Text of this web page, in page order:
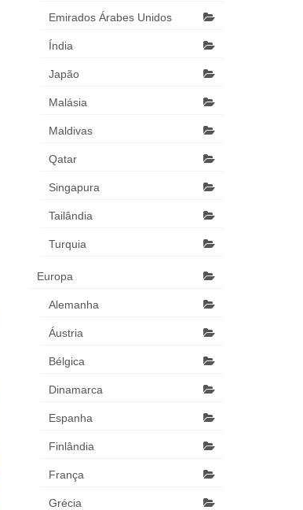
Emirados Árabes Unidos
Índia
Japão
Malásia
Maldivas
Qatar
Singapura
Tailândia
Turquia
Europa
Alemanha
Áustria
Bélgica
Dinamarca
Espanha
Finlândia
França
Grécia